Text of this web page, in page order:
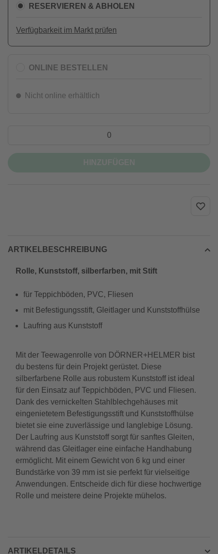
RESERVIEREN & ABHOLEN
Verfügbarkeit im Markt prüfen
ONLINE BESTELLEN
Nicht online erhältlich
ARTIKELBESCHREIBUNG
Rolle, Kunststoff, silberfarben, mit Stift
für Teppichböden, PVC, Fliesen
mit Befestigungsstift, Gleitlager und Kunststoffhülse
Laufring aus Kunststoff
Mit der Teewagenrolle von DÖRNER+HELMER bist
du bestens für dein Projekt gerüstet. Diese
silberfarbene Rolle aus robustem Kunststoff ist ideal
für den Einsatz auf Teppichböden, PVC und Fliesen.
Dank des vernickelten Stahlblechgehäuses mit
eingenietetem Befestigungsstift und Kunststoffhülse
bietet sie eine zuverlässige und langlebige Lösung.
Der Laufring aus Kunststoff sorgt für sanftes Gleiten,
während das Gleitlager eine einfache Handhabung
ermöglicht. Mit einem Gewicht von 6 kg und einer
Bundstärke von 39 mm ist sie perfekt für vielseitige
Anwendungen. Entscheide dich für diese hochwertige
Rolle und meistere deine Projekte mühelos.
ARTIKELDETAILS